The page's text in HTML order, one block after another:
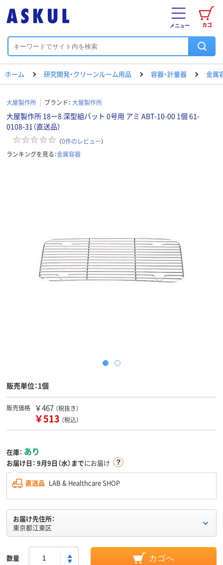
カゴ
メニュー
ホーム 研究開発・クリーンルーム用品 容器・計量器 金属
大屋製作所 ブランド： 大屋製作所
大屋製作所 18ー8 深型組バット 0号用 アミ ABT-10-00 1個 61-
0108-31（直送品）
（0件のレビュー）
ランキングを見る：金属容器
販売単位：1個
販売価格 ￥467 （税抜き）
￥513 （税込）
在庫： あり
お届け日： 9月9日（水）までにお届け
直送品 LAB & Healthcare SHOP
お届け先住所：
東京都江東区
数量 カゴへ